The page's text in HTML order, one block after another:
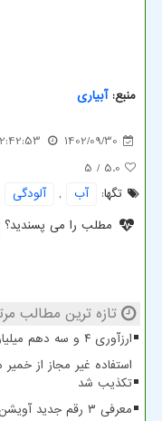
منبع:آبیاری
1402/09/30
5.0
/ 5
تگها:
آب , آلودگی
مطلب را می پسندید؟
تازه ترین مطالب
ارزآوری ۴ و سه دهم میلیارد دلاری محصولات باغی و گلخانه ای
استفاده غیر مجاز از
تکذیب شد
معرفی ۳ رقم جدید آویشن